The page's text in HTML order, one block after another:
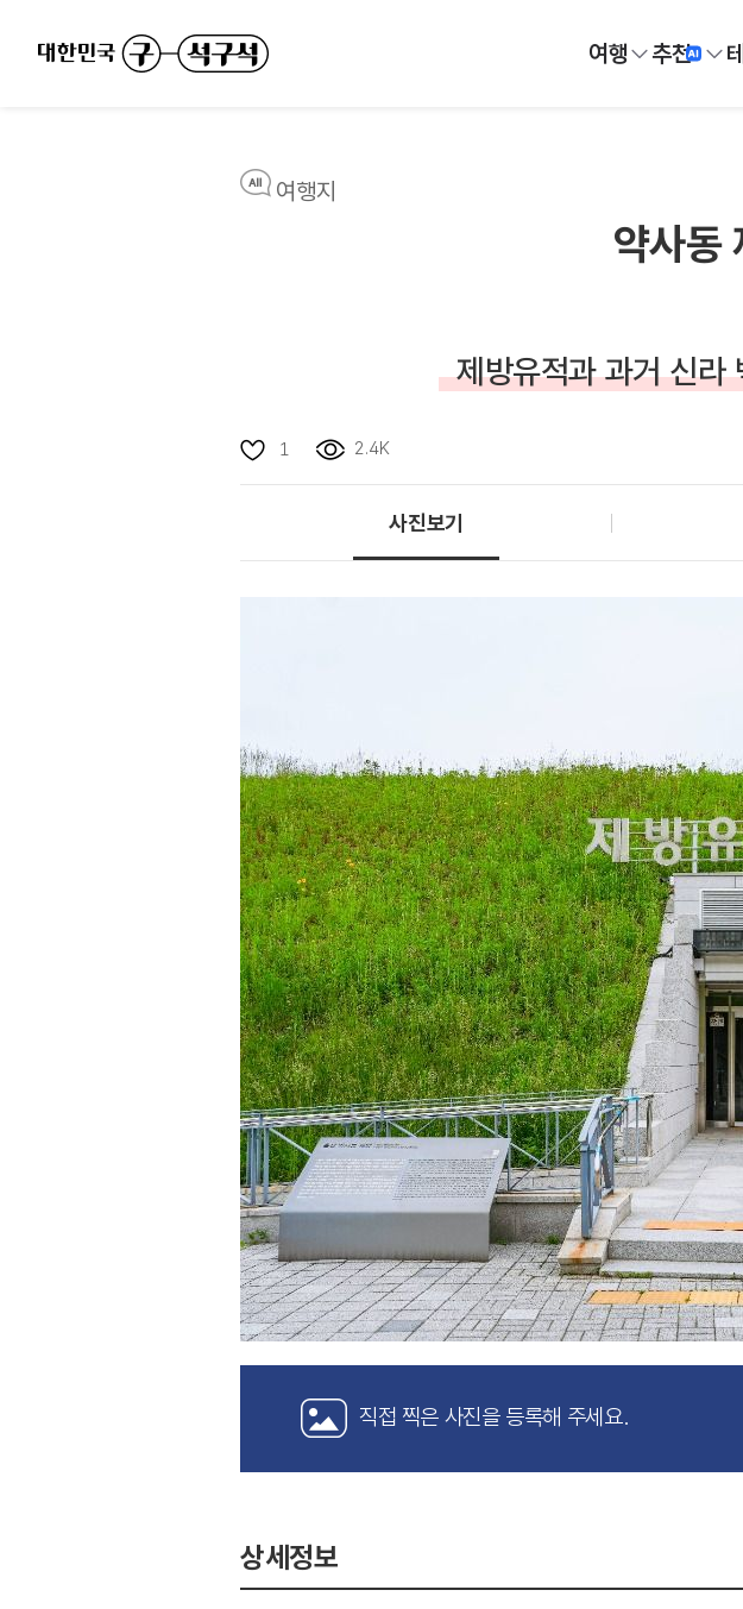
여행 추천
여행지
약사동
제방유적과 과거 신라
1 2.4K
사진보기
직접 찍은 사진을 등록해 주세요.
상세정보